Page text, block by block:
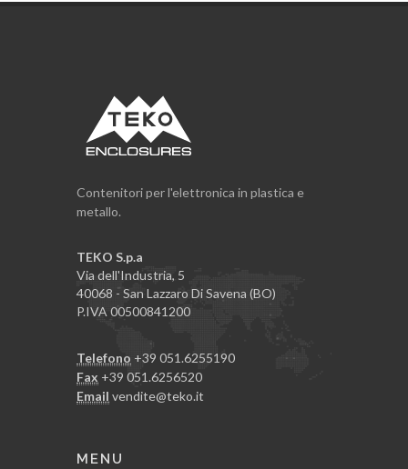
Contenitori per l'elettronica in plastica e
metallo.
TEKO S.p.a
Via dell'Industria, 5
40068 - San Lazzaro Di Savena (BO)
P.IVA 00500841200
Telefono +39 051.6255190
Fax +39 051.6256520
Email vendite@teko.it
MENU